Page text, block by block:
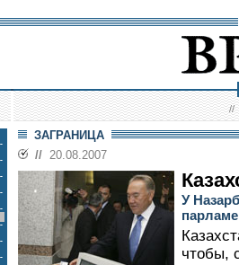
//
ЗАГРАНИЦА
// 20.08.2007
У
чтобы,